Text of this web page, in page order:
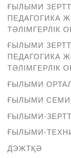
ҒЫЛЫМИ
ПЕДАГОГИКА
ТӘЛІМГЕРЛІК
ҒЫЛЫМИ
ПЕДАГОГИКА
ТӘЛІМГЕРЛІК
ҒЫЛЫМИ
ҒЫЛЫМИ
ҒЫЛЫМИ-
ҒЫЛЫМИ-
ДЭЖТҚӘ